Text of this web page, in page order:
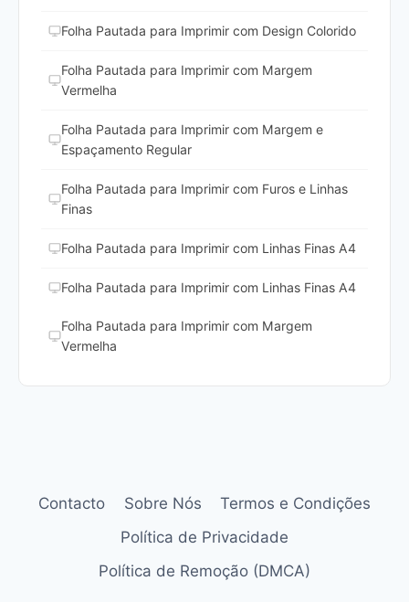
Folha Pautada para Imprimir com Design Colorido
Folha Pautada para Imprimir com Margem
Vermelha
Folha Pautada para Imprimir com Margem e
Espaçamento Regular
Folha Pautada para Imprimir com Furos e Linhas
Finas
Folha Pautada para Imprimir com Linhas Finas A4
Folha Pautada para Imprimir com Linhas Finas A4
Folha Pautada para Imprimir com Margem
Vermelha
Contacto Sobre Nós
Termos e Condições
Política de Privacidade
Política de Remoção (DMCA)